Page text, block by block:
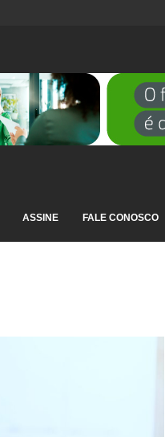
ASSINE FALE CONOSCO